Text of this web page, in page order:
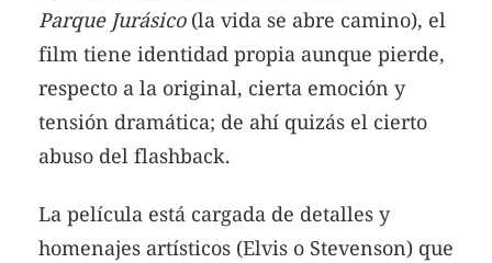
Parque Jurásico(la vida se abre camino), el
film tiene identidad propia aunque pierde,
respecto a la original, cierta emoción y
tensión dramática; de ahí quizás el cierto
abuso del flashback.
La película está cargada de detalles y
homenajes artísticos (Elvis o Stevenson) que